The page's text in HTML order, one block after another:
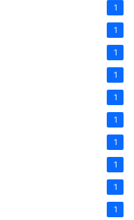
1
1
1
1
1
1
1
1
1
1